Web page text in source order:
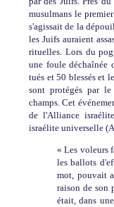
musulmans le
s'agissait de la
les Juifs auraient
rituelles. Lors du
une foule déchaînée
tués et 50 blessés et
sont protégés par
champs. Cet
de l'Alliance
israélite universelle
« Les voleurs
les ballots
mot, pouvait
raison de son
était, dans